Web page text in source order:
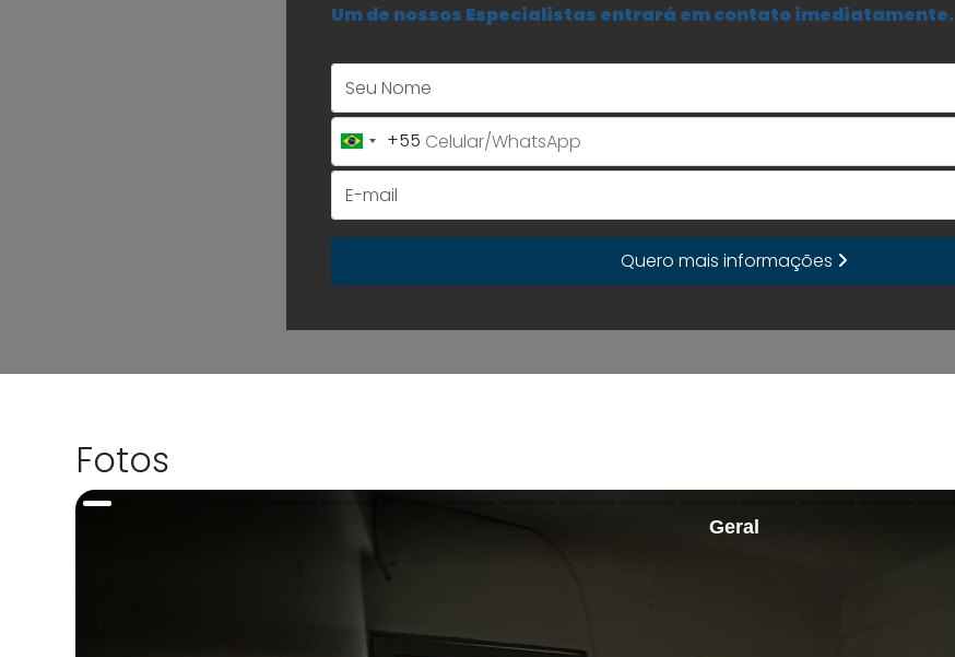
Um de nossos Especialistas entrará em contato imediatamente.
Brazil
+55
+55
Quero mais informações
Fotos
Geral